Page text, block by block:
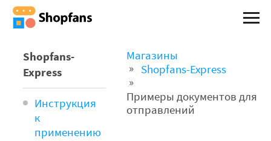
Shopfans-
Express
Инструкция
к
применению
Магазины
Shopfans-Express
Примеры документов для
отправлений